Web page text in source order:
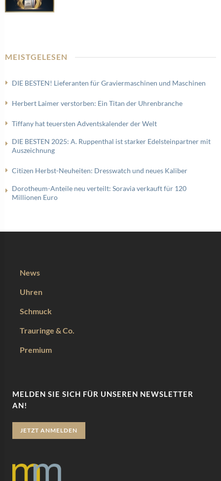
MEISTGELESEN
DIE BESTEN! Lieferanten für Graviermaschinen und Maschinen
Herbert Laimer verstorben: Ein Titan der Uhrenbranche
Tiffany hat teuersten Adventskalender der Welt
DIE BESTEN 2025: A. Ruppenthal ist starker Edelsteinpartner mit
Auszeichnung
Citizen Herbst-Neuheiten: Dresswatch und neues Kaliber
Dorotheum-Anteile neu verteilt: Soravia verkauft für 120
Millionen Euro
News
Uhren
Schmuck
Trauringe & Co.
Premium
MELDEN SIE SICH FÜR UNSEREN NEWSLETTER
AN!
JETZT ANMELDEN